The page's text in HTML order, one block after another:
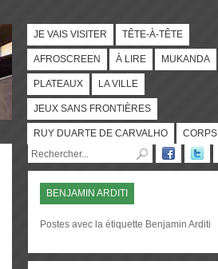
JE VAIS VISITER TÊTE-À-TÊTE
AFROSCREEN À LIRE MUKANDA
PLATEAUX LA VILLE
JEUX SANS FRONTIÈRES
RUY DUARTE DE CARVALHO CORPS
BENJAMIN ARDITI
Postes avec la étiquette Benjamin Arditi